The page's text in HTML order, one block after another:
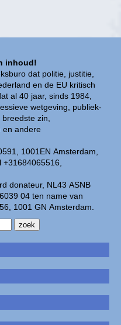
inhoud!
dat politie, justitie,
en de EU kritisch
al 40 jaar, sinds 1984,
wetgeving, publiek-
zin,
en andere
1001EN Amsterdam,
donateur, NL43 ASNB
04 ten name van
1001 GN Amsterdam.